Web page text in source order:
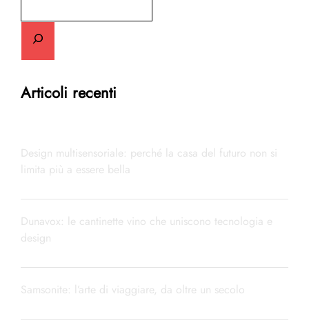
Articoli recenti
Design multisensoriale: perché la casa del futuro non si
limita più a essere bella
Dunavox: le cantinette vino che uniscono tecnologia e
design
Samsonite: l’arte di viaggiare, da oltre un secolo